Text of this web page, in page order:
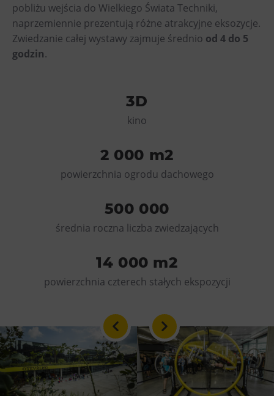
Więcej
Koncerty w U6.
Przyjęcie urodzinowe
Tematyczne karty podarunkowe
pobliżu wejścia do Wielkiego Świata Techniki,
naprzemiennie prezentują różne atrakcyjne eksozycje.
Zwiedzanie całej wystawy zajmuje średnio od 4 do 5
godzin.
3D
kino
2 000 m2
powierzchnia ogrodu dachowego
500 000
średnia roczna liczba zwiedzających
14 000 m2
powierzchnia czterech stałych ekspozycji